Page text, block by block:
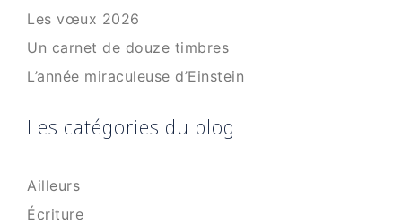
Les vœux 2026
Un carnet de douze timbres
L’année miraculeuse d’Einstein
Les catégories du blog
Ailleurs
Écriture